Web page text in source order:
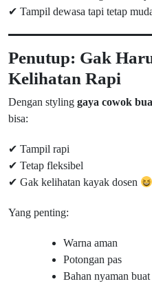
✔ Tampil dewasa tapi tetap
Penutup: Gak
Kelihatan Rapi
Dengan styling gaya cowok
bisa:
✔ Tampil rapi
✔ Tetap fleksibel
✔ Gak kelihatan kayak dosen
Yang penting:
Warna aman
Potongan pas
Bahan nyaman